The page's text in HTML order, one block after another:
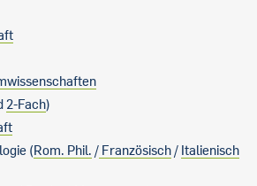
2-Fach)
(Rom. Phil. / Französisch/ Italienisch